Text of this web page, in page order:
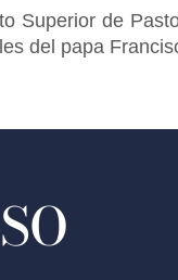
Superior de
del papa